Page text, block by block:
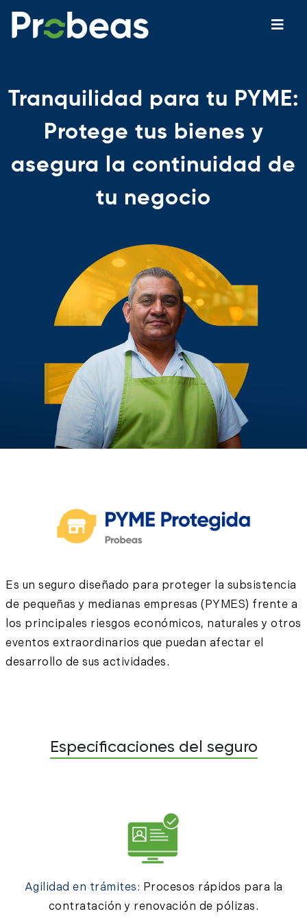
Tranquilidad para tu PYME:
Protege tus bienes y
asegura la continuidad de
tu negocio
Es un seguro diseñado para proteger la subsistencia
de pequeñas y medianas empresas (PYMES) frente a
los principales riesgos económicos, naturales y otros
eventos extraordinarios que puedan afectar el
desarrollo de sus actividades.
Especificaciones del seguro
Agilidad en trámites: Procesos rápidos para la
contratación y renovación de pólizas.